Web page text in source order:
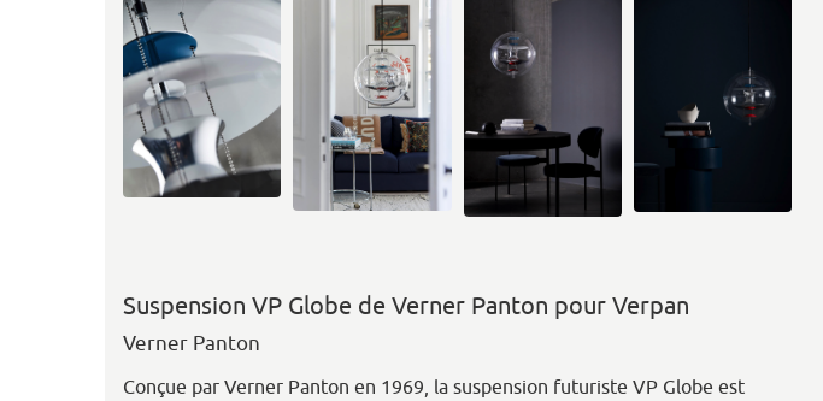
Suspension VP Globe de Verner Panton pour Verpan
Verner Panton
Conçue par Verner Panton en 1969, la suspension futuriste VP Globe est